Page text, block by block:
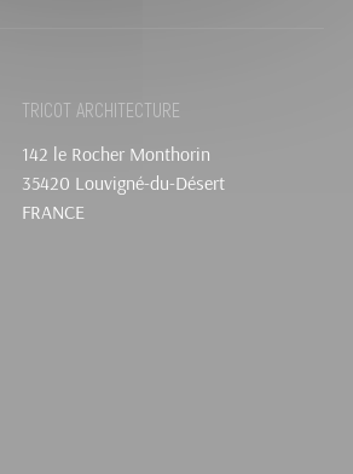
TRICOT ARCHITECTURE
142 le Rocher Monthorin
35420 Louvigné-du-Désert
FRANCE